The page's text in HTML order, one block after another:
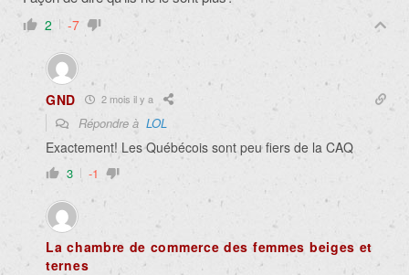
2 -7
GND 2 mois il y a
Répondre à LOL
Exactement! Les Québécois sont peu fiers de la CAQ
3 -1
La chambre de commerce des femmes beiges et
ternes